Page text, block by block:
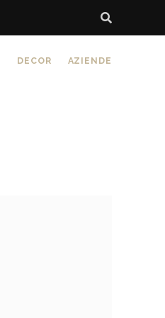
DECOR AZIENDE